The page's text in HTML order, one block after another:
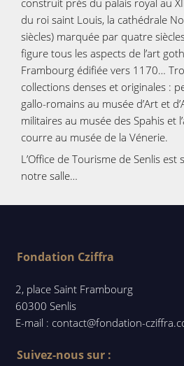
construit près du palais royal au
du roi saint Louis, la cathédrale
siècles) marquée par quatre
figure tous les aspects de l’art
Frambourg édifiée vers 1170…
collections denses et originales :
gallo-romains au musée d’Art et
militaires au musée des Spahis et
courre au musée de la Vénerie.
L’Office de Tourisme de Senlis
notre salle…
Fondation Cziffra
2, place Saint Frambourg
60300 Senlis
E-mail : contact@fondation-
Suivez-nous sur :